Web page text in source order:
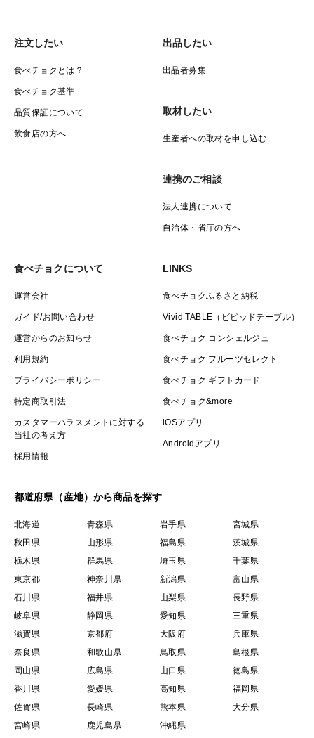
注文したい
食べチョクとは？
食べチョク基準
品質保証について
飲食店の方へ
出品したい
出品者募集
取材したい
生産者への取材を申し込む
連携のご相談
法人連携について
自治体・省庁の方へ
食べチョクについて
運営会社
ガイド/お問い合わせ
運営からのお知らせ
利用規約
プライバシーポリシー
特定商取引法
カスタマーハラスメントに対する
当社の考え方
採用情報
LINKS
食べチョクふるさと納税
Vivid TABLE（ビビッドテーブル）
食べチョク コンシェルジュ
食べチョク フルーツセレクト
食べチョク ギフトカード
食べチョク&more
iOSアプリ
Androidアプリ
都道府県（産地）から商品を探す
北海道 青森県 岩手県
宮城県
秋田県
山形県 福島県
茨城県
栃木県
群馬県 埼玉県
千葉県
東京都
神奈川県 新潟県
富山県
石川県
福井県 山梨県
長野県
岐阜県
静岡県 愛知県
三重県
滋賀県
京都府 大阪府
兵庫県
奈良県
和歌山県 鳥取県
島根県
岡山県
広島県 山口県
徳島県
香川県
愛媛県 高知県
福岡県
佐賀県
長崎県 熊本県
大分県
宮崎県
鹿児島県 沖縄県